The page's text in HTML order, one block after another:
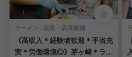
ラーメン | 店長・店長候補
《高収入＊経験者歓迎＊手当充
実＊労働環境◎》茅ヶ崎＊ラー